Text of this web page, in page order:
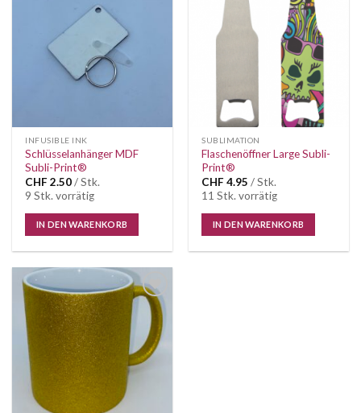
Wunschliste
INFUSIBLE INK
Schlüsselanhänger MDF
Subli-Print®
CHF 2.50/ Stk.
9 Stk. vorrätig
IN DEN WARENKORB
Auf die
Wunschliste
SUBLIMATION
Flaschenöffner Large Subli-
Print®
CHF 4.95 / Stk.
11 Stk. vorrätig
IN DEN WARENKORB
Auf die
Wunschliste